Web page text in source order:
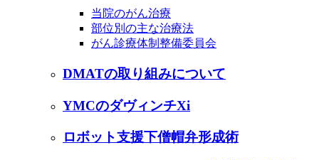
当院のがん治療
部位別の主な治療法
がん診療体制整備委員会
DMATの取り組みについて
YMCのダヴィンチXi
ロボット支援下僧帽弁形成術